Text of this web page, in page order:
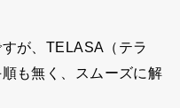
が、TELASA（テラ
も無く、スムーズに解